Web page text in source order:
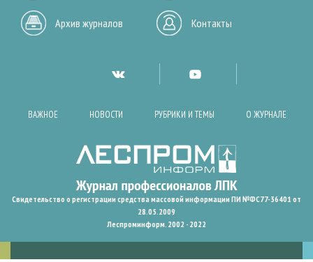
Архив журналов Контакты
ВАЖНОЕ НОВОСТИ РУБРИКИ И ТЕМЫ О ЖУРНАЛЕ
Свидетельство о регистрации средства массовой информации ПИ №ФС77-36401 от
28.05.2009
Леспроминформ. 2002 - 2022